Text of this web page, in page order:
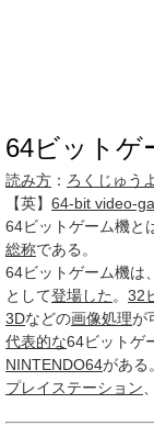
64ビットゲ
読み方 ： ろくじゅう
【英】 64-bit video-
64ビットゲーム機と
総称である。
64ビットゲーム機は、
として登場した 。 32
3Dなどの画像処理が
代表的な64ビットゲ
NINTENDO64がある。
プレイステーション